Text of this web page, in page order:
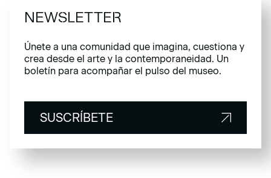
NEWSLETTER
Únete a una comunidad que imagina, cuestiona y
crea desde el arte y la contemporaneidad. Un
boletín para acompañar el pulso del museo.
SUSCRÍBETE
SUSCRÍBETE